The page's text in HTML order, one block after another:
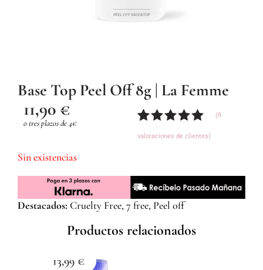
Base Top Peel Off 8g | La Femme
11,90 €
o tres plazos de 4€
Valorado
8
valoraciones
de
clientes
(8
valoraciones de clientes)
Sin existencias
Destacados: Cruelty Free, 7 free, Peel off
Productos relacionados
13,99 €